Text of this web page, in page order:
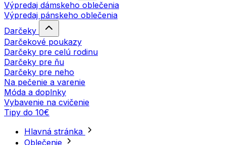
Výpredaj dámskeho oblečenia
Výpredaj pánskeho oblečenia
Darčeky
Darčekové poukazy
Darčeky pre celú rodinu
Darčeky pre ňu
Darčeky pre neho
Na pečenie a varenie
Móda a doplnky
Vybavenie na cvičenie
Tipy do 10€
Hlavná stránka
Oblečenie